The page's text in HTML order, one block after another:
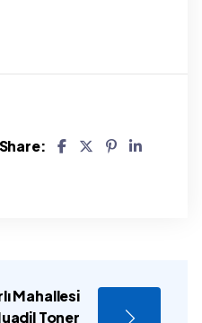
Share:
Mahallesi
Toner